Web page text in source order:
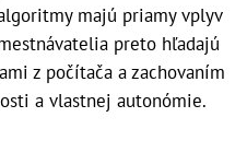
majú priamy vplyv
preto hľadajú
z počítača a zachovaním
a vlastnej autonómie.